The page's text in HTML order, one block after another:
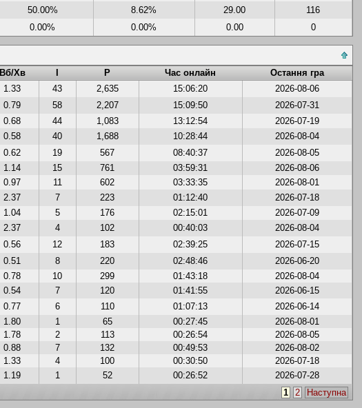
50.00% 8.62% 29.00
116
0.00% 0.00% 0.00 0
Вб/Хв Р Час онлайн
Остання гра
1.33 43 2,635 15:06:20
2026-08-06
0.79 58 2,207 15:09:50
2026-07-31
0.68 44 1,083 13:12:54
2026-07-19
0.58 40 1,688 10:28:44
2026-08-04
0.62 19 567 08:40:37
2026-08-05
1.14 15 761 03:59:31
2026-08-06
0.97 11 602 03:33:35
2026-08-01
2.37 7 223 01:12:40
2026-07-18
1.04 5 176 02:15:01
2026-07-09
2.37 4 102 00:40:03
2026-08-04
0.56 12 183 02:39:25
2026-07-15
0.51 8 220 02:48:46
2026-06-20
0.78 10 299 01:43:18
2026-08-04
0.54 7 120 01:41:55
2026-06-15
0.77 6 110 01:07:13
2026-06-14
1.80 1 65 00:27:45
2026-08-01
1.78 2 113 00:26:54
2026-08-05
0.88 7 132 00:49:53
2026-08-02
1.33 4 100 00:30:50
2026-07-18
1.19 1 52 00:26:52
2026-07-28
1
2 Наступна